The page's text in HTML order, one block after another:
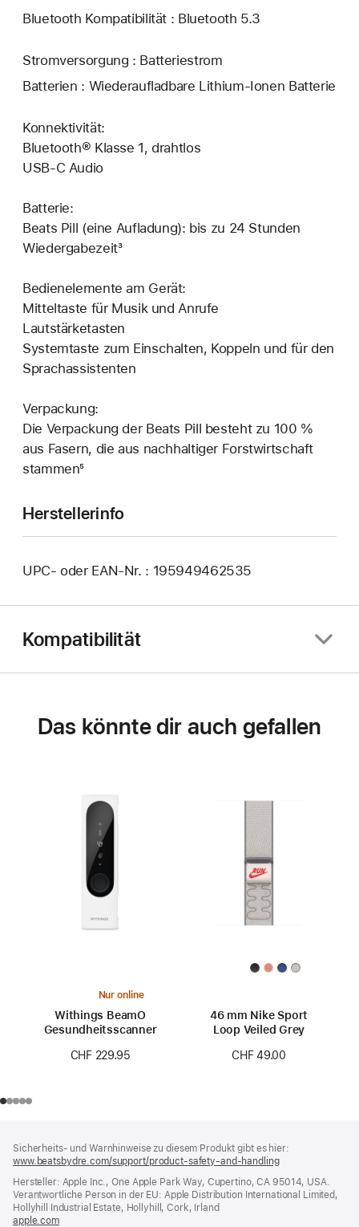
Bluetooth Kompatibilität : Bluetooth 5.3
Stromversorgung : Batteriestrom
Batterien : Wiederaufladbare Lithium-Ionen Batterie
Konnektivität:
Bluetooth® Klasse 1, drahtlos
USB-C Audio
Batterie:
Beats Pill (eine Aufladung): bis zu 24 Stunden
Wiedergabezeit³
Bedienelemente am Gerät:
Mitteltaste für Musik und Anrufe
Lautstärketasten
Systemtaste zum Einschalten, Koppeln und für den
Sprachassistenten
Verpackung:
Die Verpackung der Beats Pill besteht zu 100 %
aus Fasern, die aus nachhaltiger Forstwirtschaft
stammen⁵
Herstellerinfo
UPC- oder EAN-Nr. : 195949462535
Kompatibilität
Das könnte dir auch gefallen
Nur online
Withings BeamO
Gesundheitsscanner
CHF 229.95
46 mm Nike Sport
Loop Veiled Grey
CHF 49.00
Sicherheits- und Warnhinweise zu diesem Produkt gibt es hier:
www.beatsbydre.com/support/product-safety-and-handling(öffnet
neues
Fenster)
Hersteller: Apple Inc., One Apple Park Way, Cupertino, CA 95014, USA.
Verantwortliche Person in der EU: Apple Distribution International Limited,
Hollyhill Industrial Estate, Hollyhill, Cork, Irland
apple.com(öffnet